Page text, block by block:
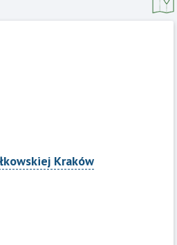
Kraków